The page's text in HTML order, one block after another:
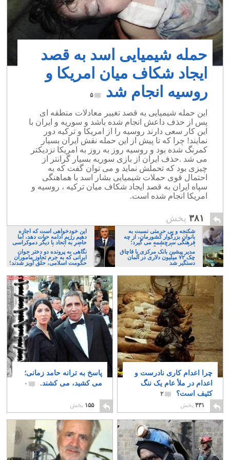
حمله شیمیایی اسد به قصد
ایجاد شکاف میان امریکا و
روسیه انجام شد
۵
این حمله شیمیایی به قصد تغییر معادلات منطقه ای
پس از حذف داعش انجام شده باشد و سوریه و ایران با
این کار سعی دارند روسیه را از امریکا و ترکیه دور
نمایند! چرا که تا پیش از این حمله نقش ایران بسیار
کمرنگ شده بود و روسیه روز به روز به امریکا نزدیکتر
می شد .حذف ایران از بازی سوریه بسیار گرانتر از
چیزی بود که تحملش نماید و می توان گفت که به
احتمال قوی حملات شیمیایی بشار اسد با هماهنگی
سپاه ایران به قصد ایجاد شکاف میان ترکیه ، روسیه و
امریکا انجام شده است.
۳۸۱ پخش
شکنجه و بی حرمتی نسبت به
بانوان بزرگوار کشورمان، از چه
فرهنگی سرچشمه می گیرد؛
ایرانی، و یا تازیان؟
این خودخواهی است که اجازه
دهیم رژیم ادامه حیات دهد، اما
حاضر به اتحاد با دیگر دموکراسی
خواهان نباشیم!
مدیر پیشین بانک مرکزی با قاچاق
چک ۷۲ میلیون دلاری در آلمان
دستگیر شد
نگاهی به پرونده دو دختر جوان
ایرانی که به جرم تجاوز ماموران
حکومت اسلامی، حلق آویز شدند!
چرا اعدام کاری نادرست و
اعدام در ملأ عام یک ننگ
کثیف است؟
۲
۴۳۱ پخش
پاسخ به ترانه حامد زمانی؛
می کشید، می کشند.
۰
۱۵۵ پخش